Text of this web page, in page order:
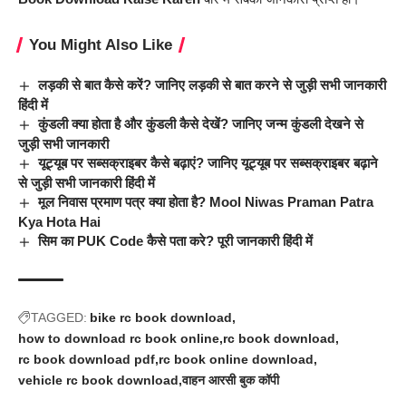
You Might Also Like
लड़की से बात कैसे करें? जानिए लड़की से बात करने से जुड़ी सभी जानकारी
हिंदी में
कुंडली क्या होता है और कुंडली कैसे देखें? जानिए जन्म कुंडली देखने से
जुड़ी सभी जानकारी
यूट्यूब पर सब्सक्राइबर कैसे बढ़ाएं? जानिए यूट्यूब पर सब्सक्राइबर बढ़ाने
से जुड़ी सभी जानकारी हिंदी में
मूल निवास प्रमाण पत्र क्या होता है? Mool Niwas Praman Patra
Kya Hota Hai
सिम का PUK Code कैसे पता करे? पूरी जानकारी हिंदी में
TAGGED: bike rc book download
how to download rc book online rc book download
rc book download pdf rc book online download
vehicle rc book download वाहन आरसी बुक कॉपी